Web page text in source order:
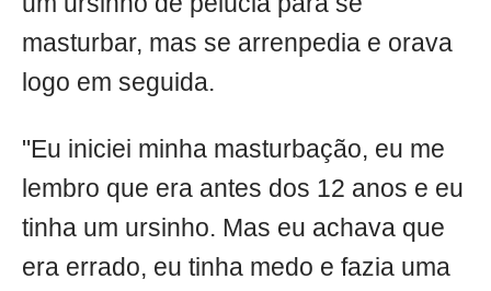
masturbar, mas se arrenpedia e orava
logo em seguida.
"Eu iniciei minha masturbação, eu me
lembro que era antes dos 12 anos e eu
tinha um ursinho. Mas eu achava que
era errado, eu tinha medo e fazia uma